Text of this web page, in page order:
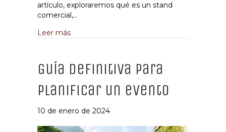
artículo, exploraremos qué es un stand
comercial,…
Leer másabout Impulsa tu marca mediante un stand
Guía definitiva para
planificar un evento
10 de enero de 2024